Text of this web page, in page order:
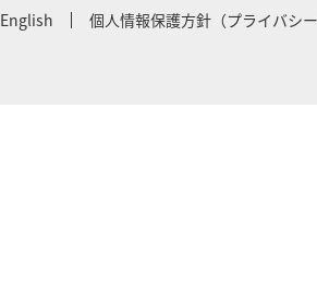
English 個人情報保護方針（プライバシー